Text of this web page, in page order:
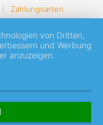
Zahlungsarten
von Dritten,
und Werbung
anzuzeigen.